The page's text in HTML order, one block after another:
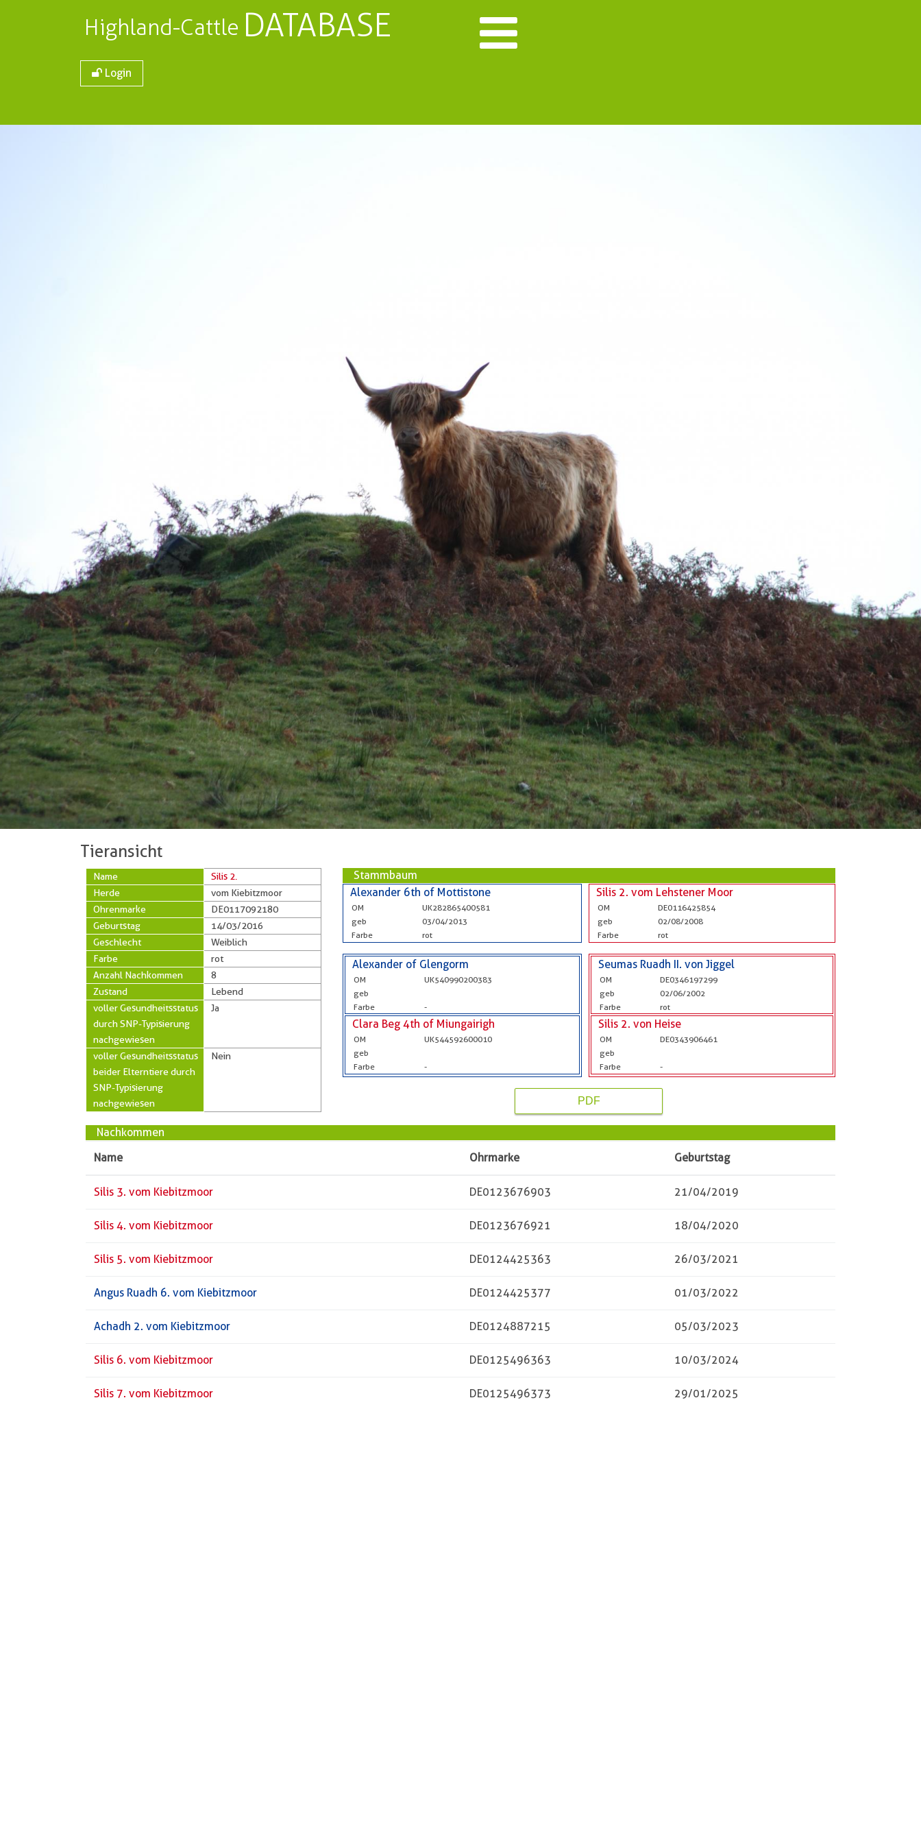
Highland-Cattle DATABASE
Login
Tieransicht
Name
Silis 2.
Herde
vom Kiebitzmoor
Ohrenmarke
DE0117092180
Geburtstag
14/03/2016
Geschlecht
Weiblich
Farbe
rot
Anzahl Nachkommen
8
Zustand
Lebend
voller Gesundheitsstatus
durch SNP-Typisierung
nachgewiesen
Ja
voller Gesundheitsstatus
beider Elterntiere durch
SNP-Typisierung
nachgewiesen
Nein
Stammbaum
Alexander 6th of Mottistone
OM
UK282865400581
geb
03/04/2013
Farbe
rot
Silis 2. vom Lehstener Moor
OM
DE0116425854
geb
02/08/2008
Farbe
rot
Alexander of Glengorm
OM
UK540990200383
geb
Farbe
-
Clara Beg 4th of Miungairigh
OM
UK544592600010
geb
Farbe
-
Seumas Ruadh II. von Jiggel
OM
DE0346197299
geb
02/06/2002
Farbe
rot
Silis 2. von Heise
OM
DE0343906461
geb
Farbe
-
PDF
Nachkommen
Name
Ohrmarke Geburtstag
Silis 3. vom Kiebitzmoor DE0123676903 21/04/2019
Silis 4. vom Kiebitzmoor DE0123676921 18/04/2020
Silis 5. vom Kiebitzmoor DE0124425363 26/03/2021
Angus Ruadh 6. vom Kiebitzmoor DE0124425377 01/03/2022
Achadh 2. vom Kiebitzmoor DE0124887215 05/03/2023
Silis 6. vom Kiebitzmoor DE0125496363 10/03/2024
Silis 7. vom Kiebitzmoor DE0125496373 29/01/2025